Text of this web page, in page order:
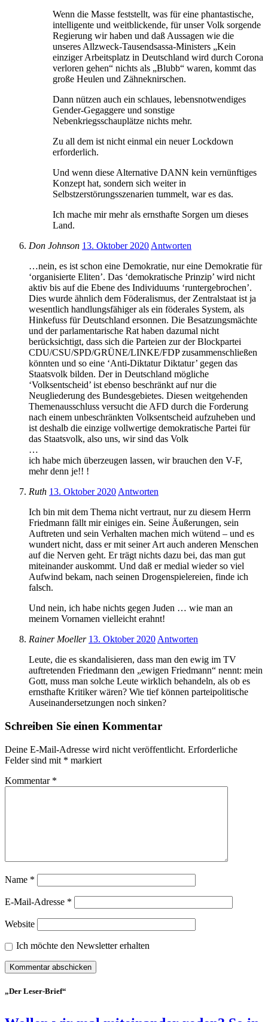
Wenn die Masse feststellt, was für eine phantastische,
intelligente und weitblickende, für unser Volk sorgende
Regierung wir haben und daß Aussagen wie die
unseres Allzweck-Tausendsassa-Ministers „Kein
einziger Arbeitsplatz in Deutschland wird durch Corona
verloren gehen“ nichts als „Blubb“ waren, kommt das
große Heulen und Zähneknirschen.
Dann nützen auch ein schlaues, lebensnotwendiges
Gender-Gegaggere und sonstige
Nebenkriegsschauplätze nichts mehr.
Zu all dem ist nicht einmal ein neuer Lockdown
erforderlich.
Und wenn diese Alternative DANN kein vernünftiges
Konzept hat, sondern sich weiter in
Selbstzerstörungsszenarien tummelt, war es das.
Ich mache mir mehr als ernsthafte Sorgen um dieses
Land.
Don Johnson 13. Oktober 2020 Antworten
…nein, es ist schon eine Demokratie, nur eine Demokratie für
‘organisierte Eliten’. Das ‘demokratische Prinzip’ wird nicht
aktiv bis auf die Ebene des Individuums ‘runtergebrochen’.
Dies wurde ähnlich dem Föderalismus, der Zentralstaat ist ja
wesentlich handlungsfähiger als ein föderales System, als
Hinkefuss für Deutschland ersonnen. Die Besatzungsmächte
und der parlamentarische Rat haben dazumal nicht
berücksichtigt, dass sich die Parteien zur der Blockpartei
CDU/CSU/SPD/GRÜNE/LINKE/FDP zusammenschließen
könnten und so eine ‘Anti-Diktatur Diktatur’ gegen das
Staatsvolk bilden. Der in Deutschland mögliche
‘Volksentscheid’ ist ebenso beschränkt auf nur die
Neugliederung des Bundesgebietes. Diesen weitgehenden
Themenausschluss versucht die AFD durch die Forderung
nach einem unbeschränkten Volksentscheid aufzuheben und
ist deshalb die einzige vollwertige demokratische Partei für
das Staatsvolk, also uns, wir sind das Volk
…
ich habe mich überzeugen lassen, wir brauchen den V-F,
mehr denn je!! !
Ruth 13. Oktober 2020 Antworten
Ich bin mit dem Thema nicht vertraut, nur zu diesem Herrn
Friedmann fällt mir einiges ein. Seine Äußerungen, sein
Auftreten und sein Verhalten machen mich wütend – und es
wundert nicht, dass er mit seiner Art auch anderen Menschen
auf die Nerven geht. Er trägt nichts dazu bei, das man gut
miteinander auskommt. Und daß er medial wieder so viel
Aufwind bekam, nach seinen Drogenspielereien, finde ich
falsch.
Und nein, ich habe nichts gegen Juden … wie man an
meinem Vornamen vielleicht erahnt!
Rainer Moeller 13. Oktober 2020 Antworten
Leute, die es skandalisieren, dass man den ewig im TV
auftretenden Friedmann den „ewigen Friedmann“ nennt: mein
Gott, muss man solche Leute wirklich behandeln, als ob es
ernsthafte Kritiker wären? Wie tief können parteipolitische
Auseinandersetzungen noch sinken?
Schreiben Sie einen Kommentar
Deine E-Mail-Adresse wird nicht veröffentlicht. Erforderliche
Felder sind mit * markiert
Kommentar *
Name *
E-Mail-Adresse *
Website
Ich möchte den Newsletter erhalten
„Der Leser-Brief“